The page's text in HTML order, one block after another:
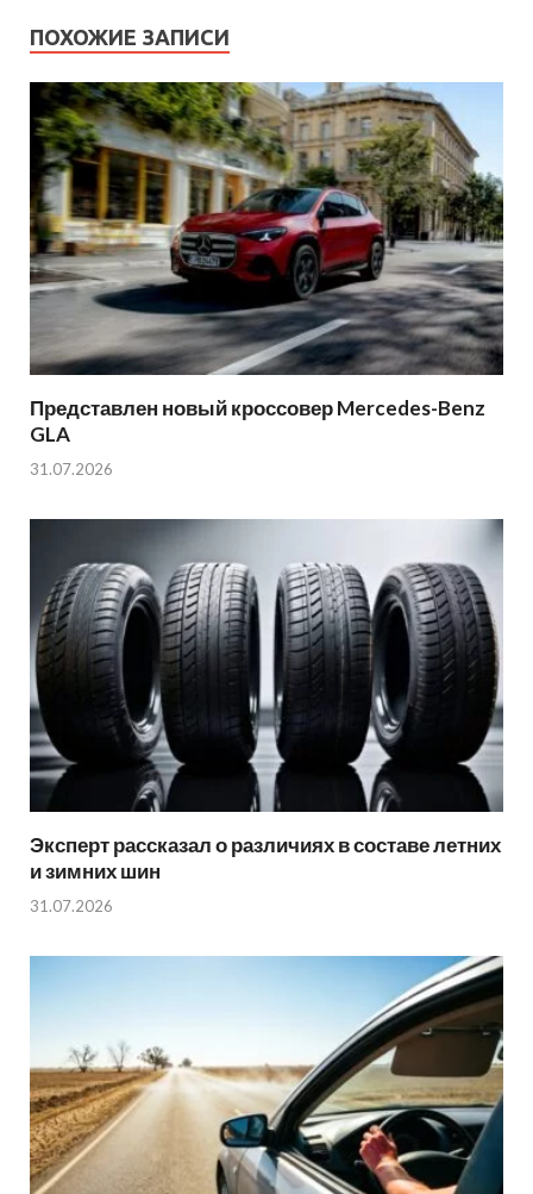
ПОХОЖИЕ ЗАПИСИ
Представлен новый кроссовер Mercedes-Benz
GLA
31.07.2026
Эксперт рассказал о различиях в составе летних
и зимних шин
31.07.2026